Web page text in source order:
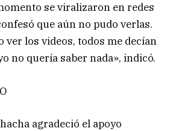
se viralizaron en redes
que aún no pudo verlas.
ver los videos, todos me decían
no quería saber nada», indicó.
agradeció el apoyo